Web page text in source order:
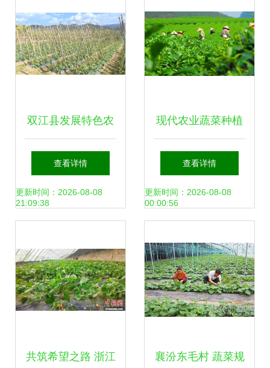
双江县发展特色农
业 拓宽农民增收渠
道
查看详情
更新时间：2026-08-08
21:09:38
现代农业蔬菜种植
与加工及油茶基地
牛羊养殖加工冷链
性研究
查看详情
更新时间：2026-08-08
00:00:56
共筑希望之路 浙江 襄汾东毛村 蔬菜规